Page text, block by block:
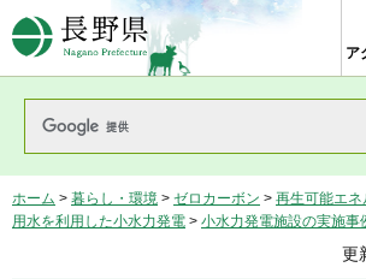
長野県Nagano Prefecture
ア
ホーム > 暮らし・環境 > ゼロカーボン > 再生可能エネ
用水を利用した小水力発電 > 小水力発電施設の実施事
更